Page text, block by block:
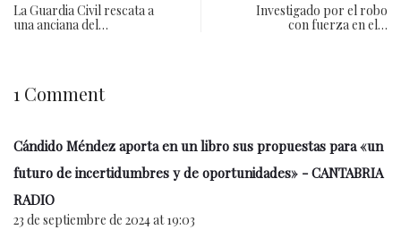
La Guardia Civil rescata a
una anciana del…
Investigado por el robo
con fuerza en el…
1 Comment
Cándido Méndez aporta en un libro sus propuestas para «un
futuro de incertidumbres y de oportunidades» - CANTABRIA
RADIO
23 de septiembre de 2024 at 19:03